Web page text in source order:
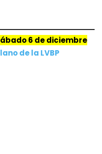
6 de diciembre
de la LVBP